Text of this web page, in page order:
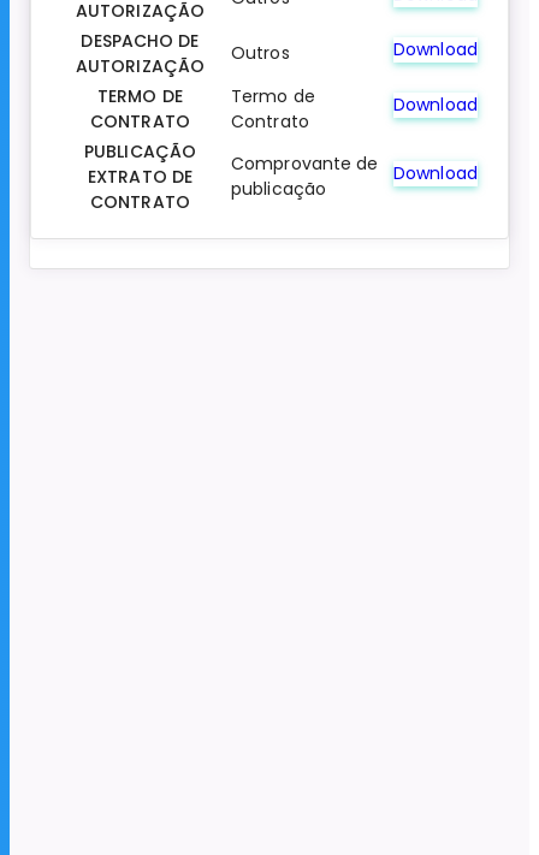
AUTORIZAÇÃO
DESPACHO DE
AUTORIZAÇÃO
Outros
Download
TERMO DE
CONTRATO
Termo de
Contrato
Download
PUBLICAÇÃO
EXTRATO DE
CONTRATO
Comprovante de
publicação
Download